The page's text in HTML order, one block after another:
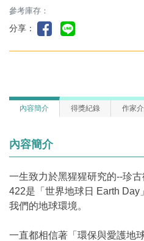
參考庫存：
分享：
內容簡介 得獎紀錄 作家
內容簡介
一生致力於黑猩猩研究的--珍
422是「世界地球日 Earth
我們的地球環境。
一直都相信著「環保與愛護地